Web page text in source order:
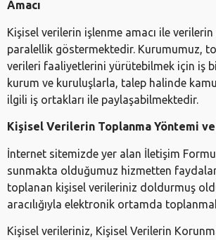
Amacı
Kişisel verilerin işlenme amacı ile verilerin
paralellik göstermektedir. Kurumumuz,
verileri faaliyetlerini yürütebilmek için iş
kurum ve kuruluşlarla, talep halinde
ilgili iş ortakları ile paylaşabilmektedir.
Kişisel Verilerin Toplanma Yöntemi
İnternet sitemizde yer alan İletişim Formu
sunmakta olduğumuz hizmetten
toplanan kişisel verileriniz doldurmuş
aracılığıyla elektronik ortamda
Kişisel verileriniz, Kişisel Verilerin